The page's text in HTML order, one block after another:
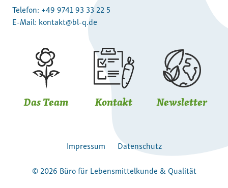
Telefon: +49 9741 93 33 22 5
E-Mail: kontakt@bl-q.de
Das Team Kontakt Newsletter
Impressum
Datenschutz
© 2026 Büro für Lebensmittelkunde & Qualität